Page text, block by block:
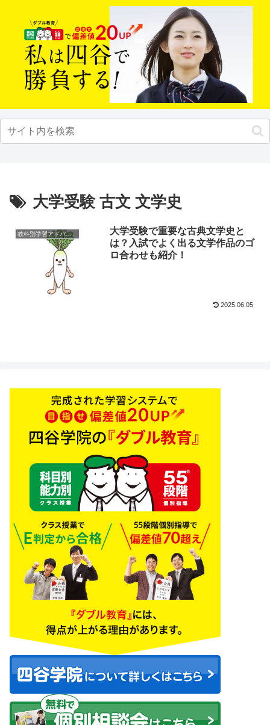
大学受験 古文 文学史
教科別学習アドバイス
大学受験で重要な古典文学史と
は？入試でよく出る文学作品のゴ
ロ合わせも紹介！
2025.06.05